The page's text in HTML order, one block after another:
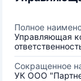
Полное
Управляющая
Сокращенное
УК ООО